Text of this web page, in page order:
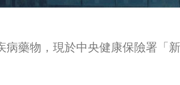
藥物，現於中央健康保險署「